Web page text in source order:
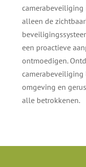
alleen de
een proactieve
ontmoedigen.
omgeving en
alle betrokkenen.